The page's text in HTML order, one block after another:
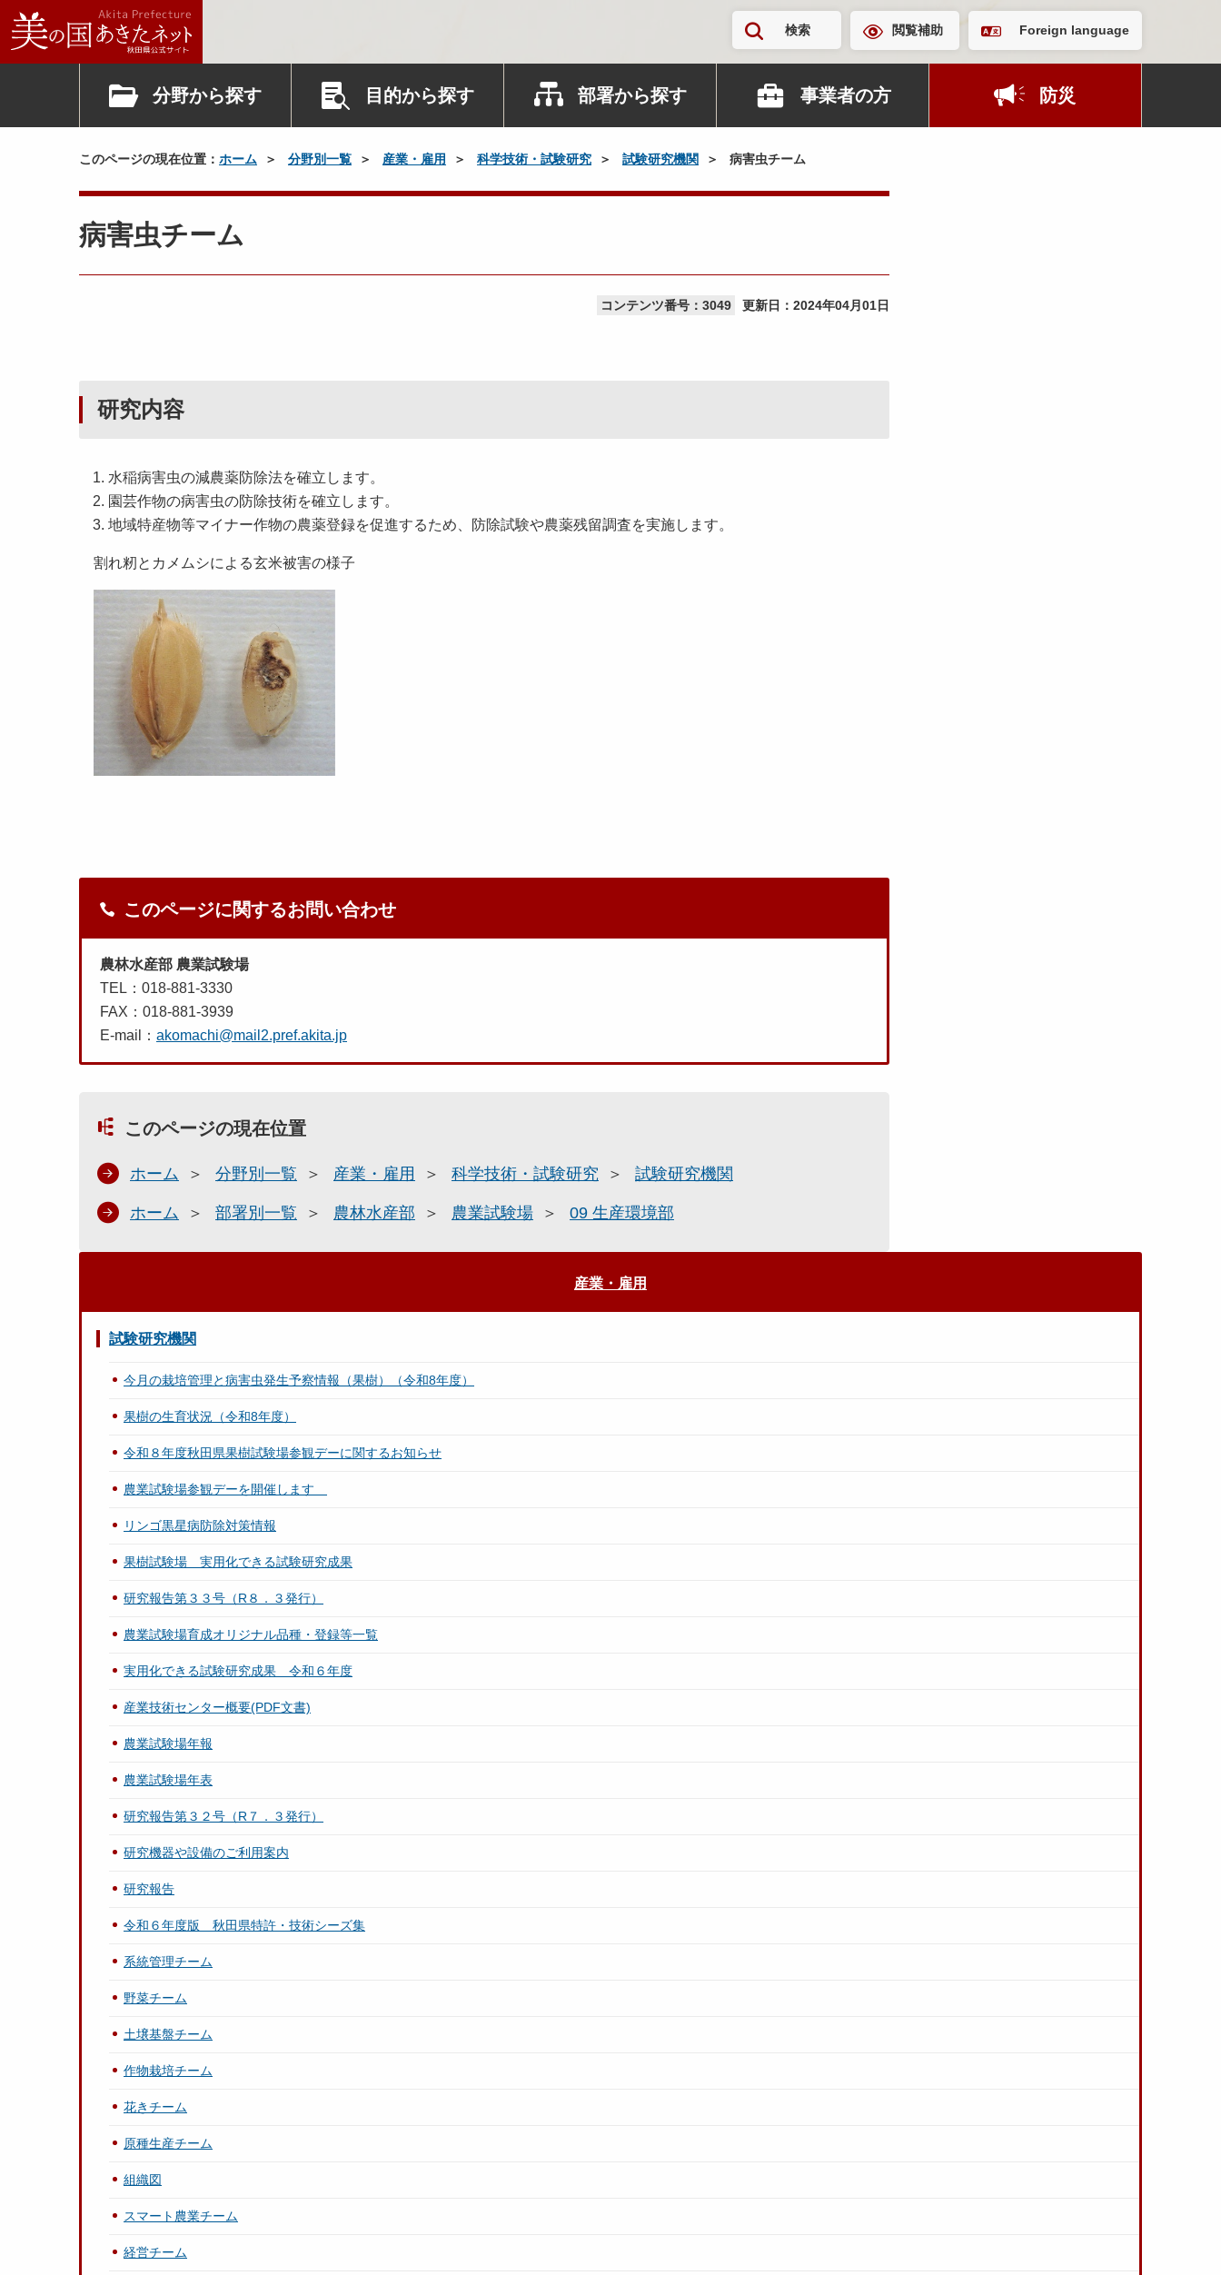
検索 閲覧補助 Foreign language
分野から探す 目的から探す 部署から探す 事業者の方 防災
このページの現在位置： ホーム 分野別一覧 産業・雇用 科学技術・試験研究 試験研究機関 病害虫チーム
病害虫チーム
コンテンツ番号：3049 更新日： 2024年04月01日
研究内容
水稲病害虫の減農薬防除法を確立します。
園芸作物の病害虫の防除技術を確立します。
地域特産物等マイナー作物の農薬登録を促進するため、防除試験や農薬残留調査を実施します。
割れ籾とカメムシによる玄米被害の様子
このページに関するお問い合わせ
農林水産部 農業試験場
TEL：018-881-3330
FAX：018-881-3939
E-mail： akomachi@mail2.pref.akita.jp
このページの現在位置
ホーム 分野別一覧 産業・雇用 科学技術・試験研究 試験研究機関
ホーム 部署別一覧 農林水産部 農業試験場 09 生産環境部
産業・雇用
試験研究機関
今月の栽培管理と病害虫発生予察情報（果樹）（令和8年度）
果樹の生育状況（令和8年度）
令和８年度秋田県果樹試験場参観デーに関するお知らせ
農業試験場参観デーを開催します
リンゴ黒星病防除対策情報
果樹試験場 実用化できる試験研究成果
研究報告第３３号（R８．３発行）
農業試験場育成オリジナル品種・登録等一覧
実用化できる試験研究成果 令和６年度
産業技術センター概要(PDF文書)
農業試験場年報
農業試験場年表
研究報告第３２号（R７．３発行）
研究機器や設備のご利用案内
研究報告
令和６年度版 秋田県特許・技術シーズ集
系統管理チーム
野菜チーム
土壌基盤チーム
作物栽培チーム
花きチーム
原種生産チーム
組織図
スマート農業チーム
経営チーム